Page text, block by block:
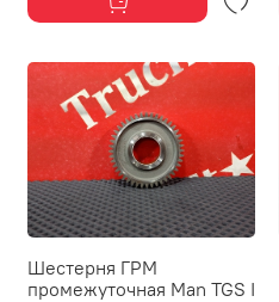
Шестерня ГРМ
промежуточная Man TGS I